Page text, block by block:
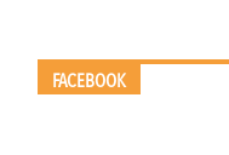
FACEBOOK